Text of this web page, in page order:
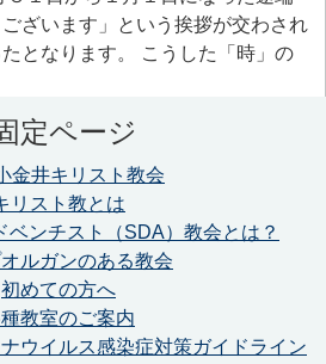
ございます」という挨拶が交わされ
となります。 こうした「時」の
定ページ
金井キリスト教会
リスト教とは
ベンチスト（SDA）教会とは？
ルガンのある教会
初めての方へ
教室のご案内
ウイルス感染症対策ガイドライン